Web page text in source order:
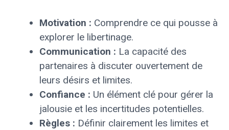
Motivation : Comprendre ce qui pousse à
explorer le libertinage.
Communication : La capacité des
partenaires à discuter ouvertement de
leurs désirs et limites.
Confiance : Un élément clé pour gérer la
jalousie et les incertitudes potentielles.
Règles : Définir clairement les limites et